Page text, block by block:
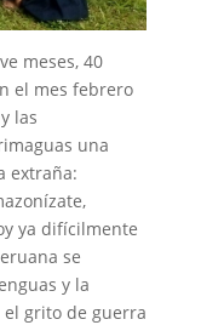
meses, 40
el mes febrero
las
una
extraña:
ya difícilmente
se
y la
el grito de guerra